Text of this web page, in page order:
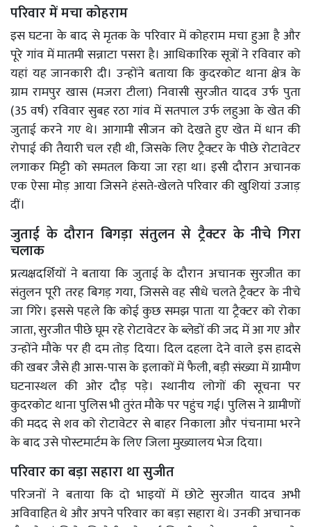
परिवार में मचा कोहराम
इस घटना के बाद से मृतक के परिवार में कोहराम मचा हुआ है और
पूरे गांव में मातमी सन्नाटा पसरा है। आधिकारिक सूत्रों ने रविवार को
यहां यह जानकारी दी। उन्होंने बताया कि कुदरकोट थाना क्षेत्र के
ग्राम रामपुर खास (मजरा टीला) निवासी सुरजीत यादव उर्फ पुता
(35 वर्ष) रविवार सुबह रठा गांव में सतपाल उर्फ लहुआ के खेत की
जुताई करने गए थे। आगामी सीजन को देखते हुए खेत में धान की
रोपाई की तैयारी चल रही थी, जिसके लिए ट्रैक्टर के पीछे रोटावेटर
लगाकर मिट्टी को समतल किया जा रहा था। इसी दौरान अचानक
एक ऐसा मोड़ आया जिसने हंसते-खेलते परिवार की खुशियां उजाड़
दीं।
जुताई के दौरान बिगड़ा संतुलन से ट्रैक्टर के नीचे गिरा
चलाक
प्रत्यक्षदर्शियों ने बताया कि जुताई के दौरान अचानक सुरजीत का
संतुलन पूरी तरह बिगड़ गया, जिससे वह सीधे चलते ट्रैक्टर के नीचे
जा गिरे। इससे पहले कि कोई कुछ समझ पाता या ट्रैक्टर को रोका
जाता, सुरजीत पीछे घूम रहे रोटावेटर के ब्लेडों की जद में आ गए और
उन्होंने मौके पर ही दम तोड़ दिया। दिल दहला देने वाले इस हादसे
की खबर जैसे ही आस-पास के इलाकों में फैली, बड़ी संख्या में ग्रामीण
घटनास्थल की ओर दौड़ पड़े। स्थानीय लोगों की सूचना पर
कुदरकोट थाना पुलिस भी तुरंत मौके पर पहुंच गई। पुलिस ने ग्रामीणों
की मदद से शव को रोटावेटर से बाहर निकाला और पंचनामा भरने
के बाद उसे पोस्टमार्टम के लिए जिला मुख्यालय भेज दिया।
परिवार का बड़ा सहारा था सुजीत
परिजनों ने बताया कि दो भाइयों में छोटे सुरजीत यादव अभी
अविवाहित थे और अपने परिवार का बड़ा सहारा थे। उनकी अचानक